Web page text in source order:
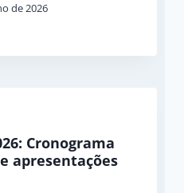
de 2026
Cronograma
apresentações